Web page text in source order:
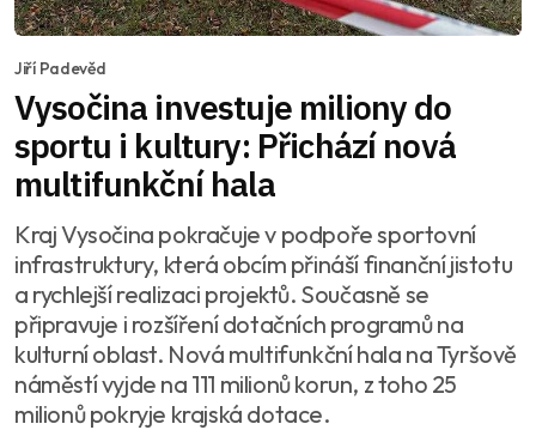
Jiří Padevěd
Vysočina investuje miliony do
sportu i kultury: Přichází nová
multifunkční hala
Kraj Vysočina pokračuje v podpoře sportovní
infrastruktury, která obcím přináší finanční jistotu
a rychlejší realizaci projektů. Současně se
připravuje i rozšíření dotačních programů na
kulturní oblast. Nová multifunkční hala na Tyršově
náměstí vyjde na 111 milionů korun, z toho 25
milionů pokryje krajská dotace.